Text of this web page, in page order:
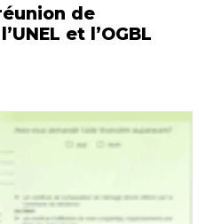
de
et l’OGBL